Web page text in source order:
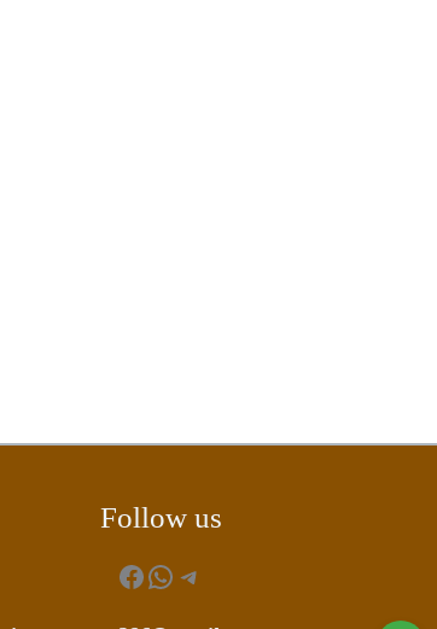
Follow us
Facebook
WhatsApp
Telegram